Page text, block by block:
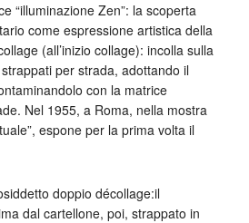
“illuminazione Zen”: la scoperta
come espressione artistica della
(all’inizio collage): incolla sulla
per strada, adottando il
con la matrice
Nel 1955, a Roma, nella mostra
espone per la prima volta il
doppio décollage:il
dal cartellone, poi, strappato in